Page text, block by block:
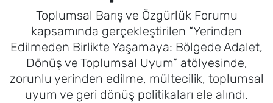
Toplumsal Barış ve Özgürlük Forumu
kapsamında gerçekleştirilen “Yerinden
Edilmeden Birlikte Yaşamaya: Bölgede Adalet,
Dönüş ve Toplumsal Uyum” atölyesinde,
zorunlu yerinden edilme, mültecilik, toplumsal
uyum ve geri dönüş politikaları ele alındı.